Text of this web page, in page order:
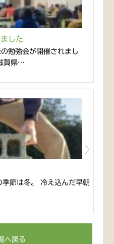
した
勉強会が開催されまし
賀県…
節は冬。 冷え込んだ早朝
へ戻る